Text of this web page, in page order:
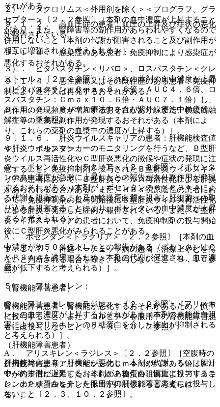
２）． タクロリムス＜外用剤を除く＞＜プログラフ、グラ
セプター＞〔２．２参照〕［本剤の血中濃度が上昇すること
があり、また、腎障害等の副作用があらわれやすくなるので
併用しないこと（本剤の代謝が阻害されること及び副作用が
相互に増強されると考えられる）］。
３）． ピタバスタチン＜リバロ＞、ロスバスタチン＜クレ
ストール＞〔２．２参照〕［これらの薬剤の血中濃度が上昇
（ピタバスタチン：Ｃｍａｘ６．６倍・ＡＵＣ４．６倍、ロ
スバスタチン：Ｃｍａｘ１０．６倍・ＡＵＣ７．１倍）し、
副作用の発現頻度が増加するおそれがあり、また、横紋筋融
解症等の重篤な副作用が発現するおそれがある（本剤によ
り、これらの薬剤の血漿中の濃度が上昇する）］。
４）． ボセンタン：
@． ボセンタン＜トラクリア＞〔２．２参照〕［ボセンタ
ンの血中濃度が急激に上昇したとの報告があり副作用が発現
するおそれがある（本剤が、ボセンタンのＣＹＰ３Ａ４によ
る代謝を阻害すること及び輸送蛋白質を阻害し肝細胞への取
り込みを阻害することにより、ボセンタンの血中濃度が上昇
すると考えられる）］。
A． ボセンタン＜トラクリア＞〔２．２参照〕［本剤の血
中濃度が約５０％低下したとの報告がある（ボセンタンはＣ
ＹＰ３Ａ４を誘導するため、本剤の代謝が促進され、血中濃
度が低下すると考えられる）］。
５）． アリスキレン：
@． アリスキレン＜ラジレス＞〔２．２参照〕［アリスキ
レンの血中濃度が上昇するおそれがある（本剤のＰ糖蛋白阻
害によりアリスキレンのＰ糖蛋白を介した排出が抑制される
と考えられる）］。
A． アリスキレン＜ラジレス＞〔２．２参照〕［空腹時の
併用投与によりアリスキレンのＣｍａｘが約２．５倍・ＡＵ
Ｃが約５倍に上昇した（本剤のＰ糖蛋白阻害によりアリスキ
レンのＰ糖蛋白を介した排出が抑制されると考えられ
る）］。
それがある。
９．１．２． 高血圧症の患者：血圧の上昇及び症状の悪化
が報告されている。
９．１．３． 感染症のある患者：免疫抑制により感染症が
悪化するおそれがある。
９．１．４． 悪性腫瘍又はその既往歴のある患者：免疫抑
制により進行又は再発するおそれがある。
９．１．５． ＰＵＶＡ療法中を含む紫外線療法中の患者
〔１０．２参照〕。
９．１．６． 肝炎ウイルスキャリアの患者：肝機能検査値
や肝炎ウイルスマーカーのモニタリングを行うなど、Ｂ型肝
炎ウイルス再活性化やＣ型肝炎悪化の徴候や症状の発現に注
意すること。免疫抑制剤を投与されたＢ型肝炎ウイルスキャ
リアの患者において、Ｂ型肝炎ウイルス再活性化による肝炎
があらわれることがある。また、ＨＢｓ抗原陰性の患者にお
いて、免疫抑制剤の投与開始後にＢ型肝炎ウイルス再活性化
による肝炎を発症した症例が報告されている。また、Ｃ型肝
炎ウイルスキャリアの患者において、免疫抑制剤の投与開始
後にＣ型肝炎悪化がみられることがある。
９．１．７． 神経ベーチェット病の患者：治療上やむを得
ないと判断される場合を除き、投与しないこと〔８．１０参
照〕。
（腎機能障害患者）
腎機能障害患者：腎機能が悪化するおそれがあるため、慎重
に投与すること。また、コルヒチンを服用中の腎機能障害患
者には投与しないこと〔２．３、１０．２参照〕。
（肝機能障害患者）
肝機能障害患者：肝機能が悪化し、本剤の代謝あるいは胆汁
中への排泄が遅延するおそれがあるため、慎重に投与するこ
と。また、コルヒチンを服用中の肝機能障害患者には投与し
ないこと〔２．３、１０．２参照〕。